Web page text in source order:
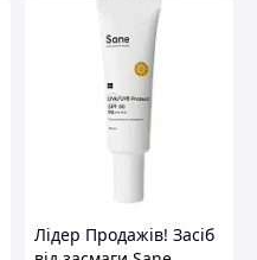
Лідер Продажів! Засіб